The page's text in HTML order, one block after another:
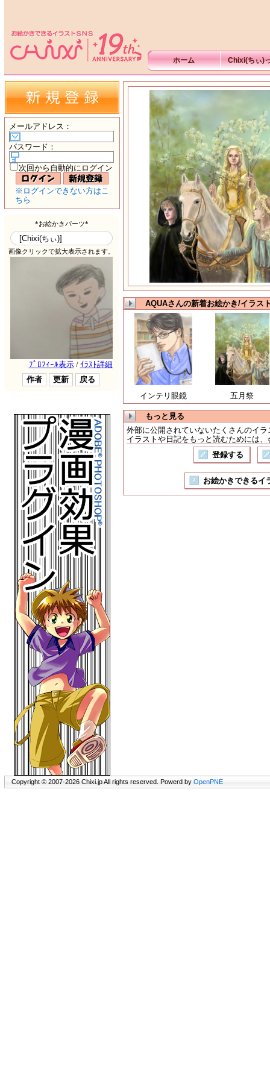
ホーム Chixi(ちぃ)
メールアドレス ：
パスワード ：
次回から自動的にログイン
※ログインできない方はこ
ちら
AQUAさんの新着お絵かき/イラス
インテリ眼鏡 五月祭
もっと見る
外部に公開されていないたくさんのイ
イラストや日記をもっと読むためには
登録する
お絵かきできるイ
Copyright © 2007-2026 Chixi.jp All rights reserved. Powerd by OpenPNE